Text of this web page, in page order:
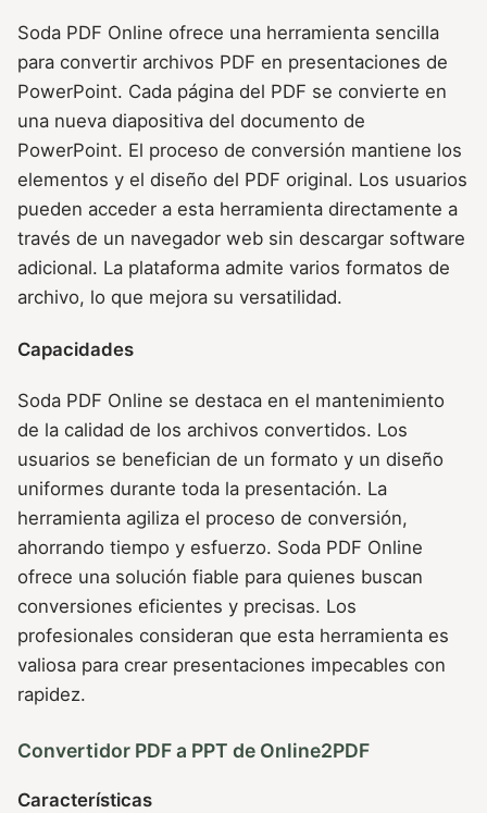
Soda PDF Online ofrece una herramienta sencilla
para convertir archivos PDF en presentaciones de
PowerPoint. Cada página del PDF se convierte en
una nueva diapositiva del documento de
PowerPoint. El proceso de conversión mantiene los
elementos y el diseño del PDF original. Los usuarios
pueden acceder a esta herramienta directamente a
través de un navegador web sin descargar software
adicional. La plataforma admite varios formatos de
archivo, lo que mejora su versatilidad.
Capacidades
Soda PDF Online se destaca en el mantenimiento
de la calidad de los archivos convertidos. Los
usuarios se benefician de un formato y un diseño
uniformes durante toda la presentación. La
herramienta agiliza el proceso de conversión,
ahorrando tiempo y esfuerzo. Soda PDF Online
ofrece una solución fiable para quienes buscan
conversiones eficientes y precisas. Los
profesionales consideran que esta herramienta es
valiosa para crear presentaciones impecables con
rapidez.
Convertidor PDF a PPT de Online2PDF
Características